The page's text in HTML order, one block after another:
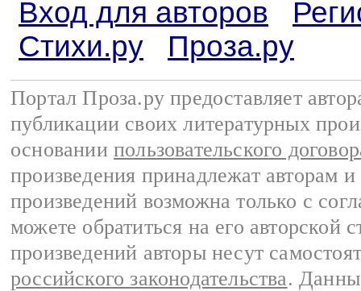
Вход для авторов
Стихи.ру
Проза.ру
Портал Проза.ру предоставляет
публикации своих литературных
основании пользовательского
произведения принадлежат авторам
произведений возможна только с
можете обратиться на его авторской
произведений авторы несут
российского законодательства.